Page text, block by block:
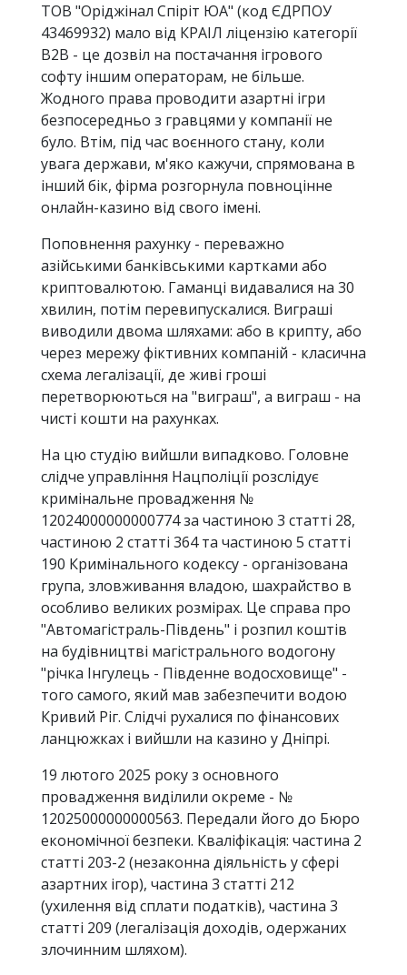
ТОВ "Оріджінал Спіріт ЮА" (код ЄДРПОУ
43469932) мало від КРАІЛ ліцензію категорії
B2B - це дозвіл на постачання ігрового
софту іншим операторам, не більше.
Жодного права проводити азартні ігри
безпосередньо з гравцями у компанії не
було. Втім, під час воєнного стану, коли
увага держави, м'яко кажучи, спрямована в
інший бік, фірма розгорнула повноцінне
онлайн-казино від свого імені.
Поповнення рахунку - переважно
азійськими банківськими картками або
криптовалютою. Гаманці видавалися на 30
хвилин, потім перевипускалися. Виграші
виводили двома шляхами: або в крипту, або
через мережу фіктивних компаній - класична
схема легалізації, де живі гроші
перетворюються на "виграш", а виграш - на
чисті кошти на рахунках.
На цю студію вийшли випадково. Головне
слідче управління Нацполіції розслідує
кримінальне провадження №
12024000000000774 за частиною 3 статті 28,
частиною 2 статті 364 та частиною 5 статті
190 Кримінального кодексу - організована
група, зловживання владою, шахрайство в
особливо великих розмірах. Це справа про
"Автомагістраль-Південь" і розпил коштів
на будівництві магістрального водогону
"річка Інгулець - Південне водосховище" -
того самого, який мав забезпечити водою
Кривий Ріг. Слідчі рухалися по фінансових
ланцюжках і вийшли на казино у Дніпрі.
19 лютого 2025 року з основного
провадження виділили окреме - №
12025000000000563. Передали його до Бюро
економічної безпеки. Кваліфікація: частина 2
статті 203-2 (незаконна діяльність у сфері
азартних ігор), частина 3 статті 212
(ухилення від сплати податків), частина 3
статті 209 (легалізація доходів, одержаних
злочинним шляхом).